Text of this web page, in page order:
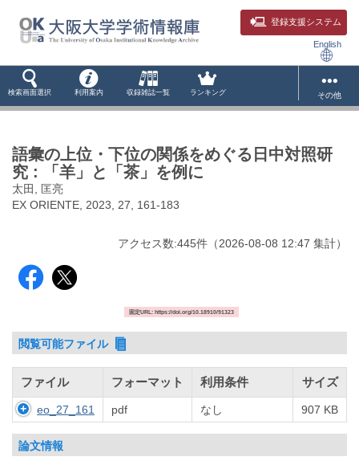
登録支援システム
English
検索画面選択 利用案内 収録雑誌一覧 ランキング その他
語彙の上位・下位の関係をめぐる日中対照研
究 : 「羊」と「茶」を例に
太田, 匡亮
EX ORIENTE, 2023, 27, 161-183
アクセス数:445件 （2026-08-08 12:47 集計）
固定URL: https://doi.org/10.18910/91323
閲覧可能ファイル
ファイル フォーマット 利用条件 サイズ
eo_27_161 pdf なし 907 KB
論文情報